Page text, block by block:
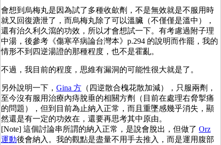
會想到烏梅丸是因為試了多種收歛劑，不是無效就是不服用時
就又回復溏泄了，而烏梅丸除了可以溫臟（不僅僅是溫中），
還有治久利久瀉的功效，所以才會想試一下。有考慮過附子理
中湯，後參考《傷寒卒病論台灣本》p.294 的說明而作罷，我的
情形不到四逆湯證的那種程度，也不是霍亂。
不過，我目前的程度，思維有漏洞的可能性很大就是了。
另外說明一下， Gina 方 （四逆散合槐花散加減），只服兩劑，
至今沒有服用治療內痔脫垂的相關方劑（目前在處理右脅掣痛
的問題），但到目前為止納入正常，而且重墜感幾乎消失，顯
然還是有一定的功效在，還要再思考其中原由。
[Note] 這個討論串所謂的納入正常，是說會脫出，但做了 Orz
運動後會納入。我的觀點是盡量不用手去推入，而是運用腹部